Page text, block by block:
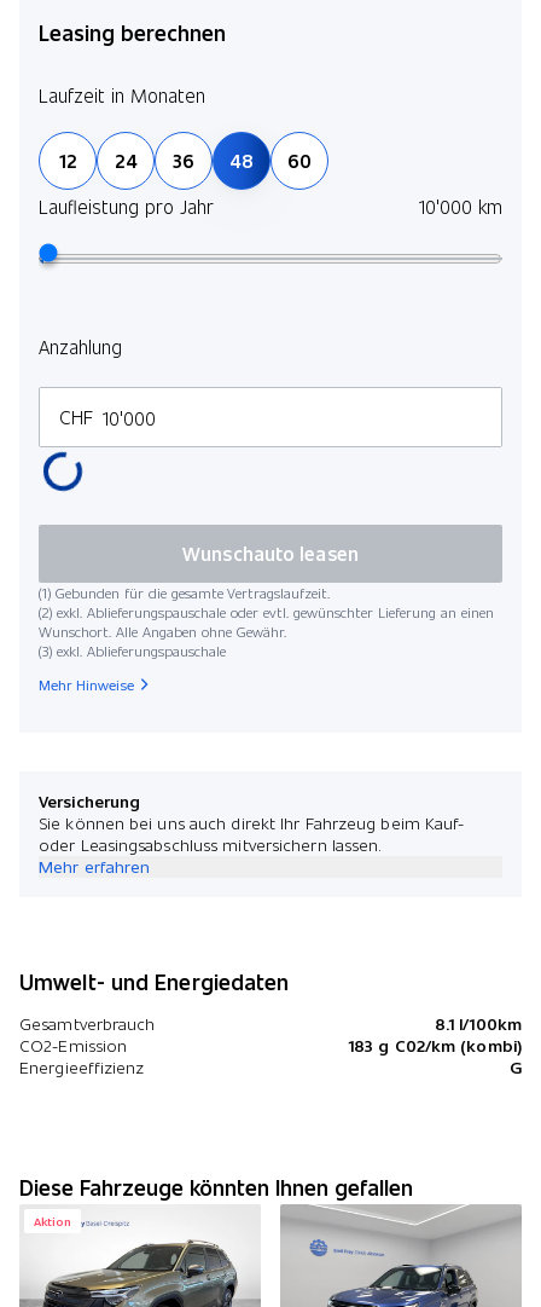
Leasing berechnen
Laufzeit in Monaten
12 24 36 48
60
Laufleistung pro Jahr
10'000 km
Anzahlung
CHF
(1) Gebunden für die gesamte Vertragslaufzeit.
(2) exkl. Ablieferungspauschale oder evtl. gewünschter Lieferung an einen
Wunschort. Alle Angaben ohne Gewähr.
(3) exkl. Ablieferungspauschale
Wunschauto leasen
Mehr Hinweise
Versicherung
Sie können bei uns auch direkt Ihr Fahrzeug beim Kauf-
oder Leasingsabschluss mitversichern lassen.
Mehr erfahren
Umwelt- und Energiedaten
Gesamtverbrauch
8.1 l/100km
CO2-Emission
183 g C02/km (kombi)
Energieeffizienz
G
Diese Fahrzeuge könnten Ihnen gefallen
Aktion